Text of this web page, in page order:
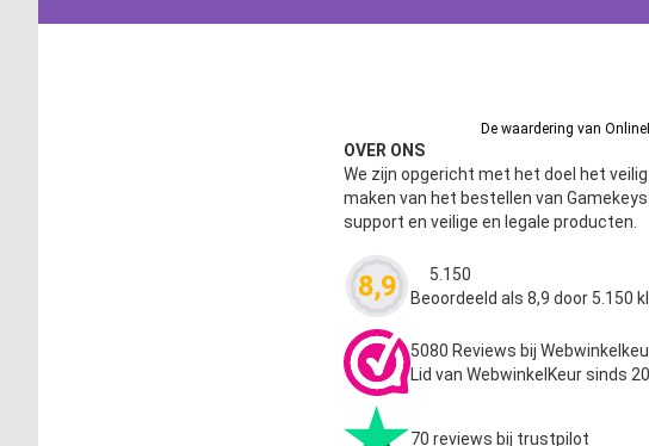
De waardering van
OVER ONS
We zijn opgericht met het doel het
maken van het bestellen van
support en veilige en legale producten.
8,9 Waardering
5.150
Beoordeeld als 8,9 door 5.150
5080 Reviews bij
Lid van WebwinkelKeur sinds
70 reviews bij trustpilot